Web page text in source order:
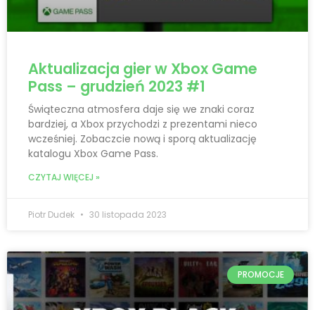
Aktualizacja gier w Xbox Game
Pass – grudzień 2023 #1
Świąteczna atmosfera daje się we znaki coraz
bardziej, a Xbox przychodzi z prezentami nieco
wcześniej. Zobaczcie nową i sporą aktualizację
katalogu Xbox Game Pass.
CZYTAJ WIĘCEJ »
Piotr Dudek 30 listopada 2023
PROMOCJE